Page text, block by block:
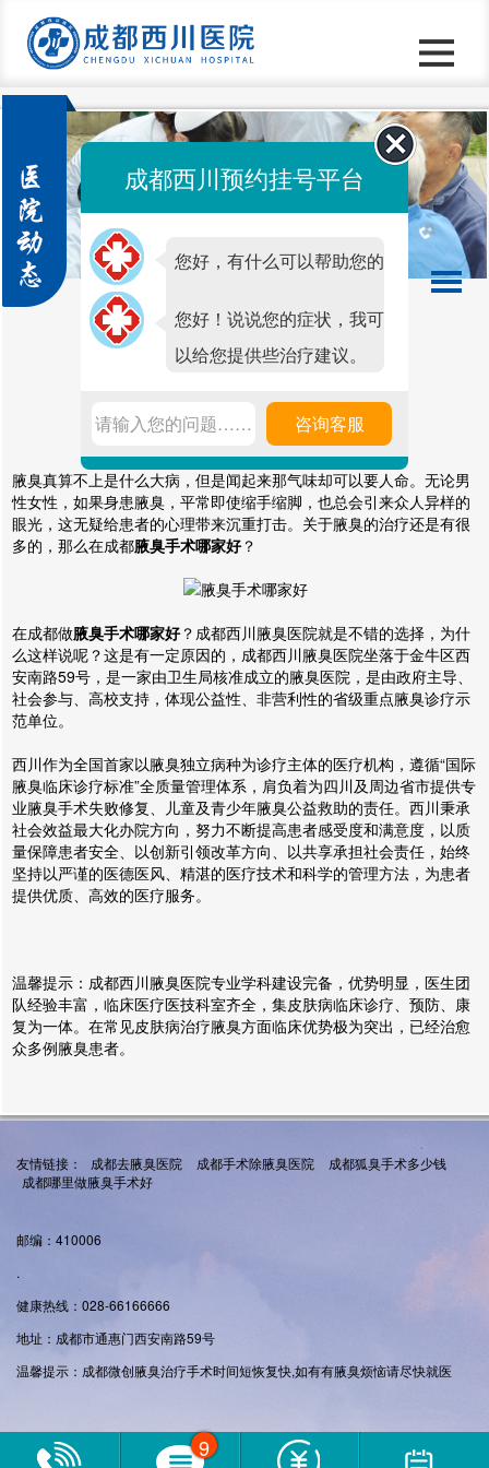
成都腋臭手术哪家好
发表时间：2019-12-22 14:13 点击次数：7144
腋臭真算不上是什么大病，但是闻起来那气味却可以要人命。无论男
性女性，如果身患腋臭，平常即使缩手缩脚，也总会引来众人异样的
眼光，这无疑给患者的心理带来沉重打击。关于腋臭的治疗还是有很
多的，那么在成都腋臭手术哪家好？
在成都做腋臭手术哪家好？成都西川腋臭医院就是不错的选择，为什
么这样说呢？这是有一定原因的，成都西川腋臭医院坐落于金牛区西
安南路59号，是一家由卫生局核准成立的腋臭医院，是由政府主导、
社会参与、高校支持，体现公益性、非营利性的省级重点腋臭诊疗示
范单位。
西川作为全国首家以腋臭独立病种为诊疗主体的医疗机构，遵循“国际
腋臭临床诊疗标准”全质量管理体系，肩负着为四川及周边省市提供专
业腋臭手术失败修复、儿童及青少年腋臭公益救助的责任。西川秉承
社会效益最大化办院方向，努力不断提高患者感受度和满意度，以质
量保障患者安全、以创新引领改革方向、以共享承担社会责任，始终
坚持以严谨的医德医风、精湛的医疗技术和科学的管理方法，为患者
提供优质、高效的医疗服务。
温馨提示：成都西川腋臭医院专业学科建设完备，优势明显，医生团
队经验丰富，临床医疗医技科室齐全，集皮肤病临床诊疗、预防、康
复为一体。在常见皮肤病治疗腋臭方面临床优势极为突出，已经治愈
众多例腋臭患者。
友情链接： 成都去腋臭医院 成都手术除腋臭医院
成都狐臭手术多少钱
成都哪里做腋臭手术好
邮编：410006
.
健康热线：028-66166666
地址：成都市通惠门西安南路59号
温馨提示：成都微创腋臭治疗手术时间短恢复快,如有有腋臭烦恼请尽快就医
成都西川预约挂号平台
您好，有什么可以帮助您的
吗？
您好！说说您的症状，我可
以给您提供些治疗建议。
请输入您的问题…… 咨询客服
9